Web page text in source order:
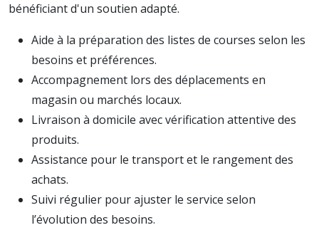
bénéficiant d'un soutien adapté.
Aide à la préparation des listes de courses selon les
besoins et préférences.
Accompagnement lors des déplacements en
magasin ou marchés locaux.
Livraison à domicile avec vérification attentive des
produits.
Assistance pour le transport et le rangement des
achats.
Suivi régulier pour ajuster le service selon
l’évolution des besoins.